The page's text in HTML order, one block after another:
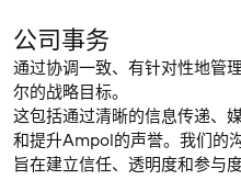
公司事务
通过协调一致、有针对性地管
尔的战略目标。
这包括通过清晰的信息传递、
和提升Ampol的声誉。我们的
旨在建立信任、透明度和参与度